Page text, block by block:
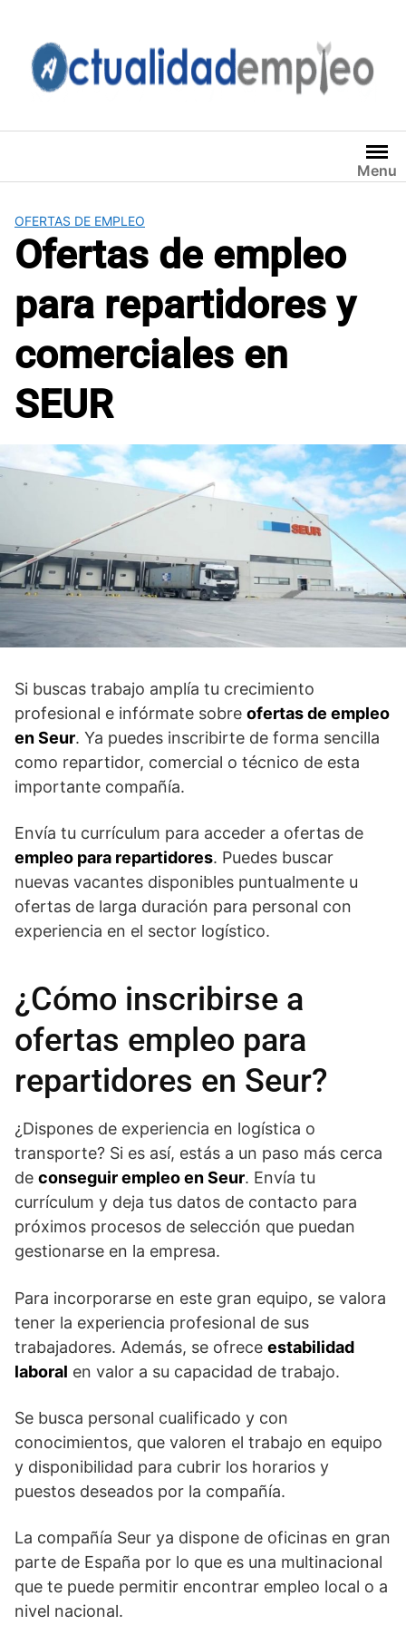
contenido
Menu
OFERTAS DE EMPLEO
Ofertas de empleo
para repartidores y
comerciales en
SEUR
Si buscas trabajo amplía tu crecimiento
profesional e infórmate sobre ofertas de empleo
en Seur. Ya puedes inscribirte de forma sencilla
como repartidor, comercial o técnico de esta
importante compañía.
Envía tu currículum para acceder a ofertas de
empleo para repartidores. Puedes buscar
nuevas vacantes disponibles puntualmente u
ofertas de larga duración para personal con
experiencia en el sector logístico.
¿Cómo inscribirse a
ofertas empleo para
repartidores en Seur?
¿Dispones de experiencia en logística o
transporte? Si es así, estás a un paso más cerca
de conseguir empleo en Seur. Envía tu
currículum y deja tus datos de contacto para
próximos procesos de selección que puedan
gestionarse en la empresa.
Para incorporarse en este gran equipo, se valora
tener la experiencia profesional de sus
trabajadores. Además, se ofrece estabilidad
laboral en valor a su capacidad de trabajo.
Se busca personal cualificado y con
conocimientos, que valoren el trabajo en equipo
y disponibilidad para cubrir los horarios y
puestos deseados por la compañía.
La compañía Seur ya dispone de oficinas en gran
parte de España por lo que es una multinacional
que te puede permitir encontrar empleo local o a
nivel nacional.